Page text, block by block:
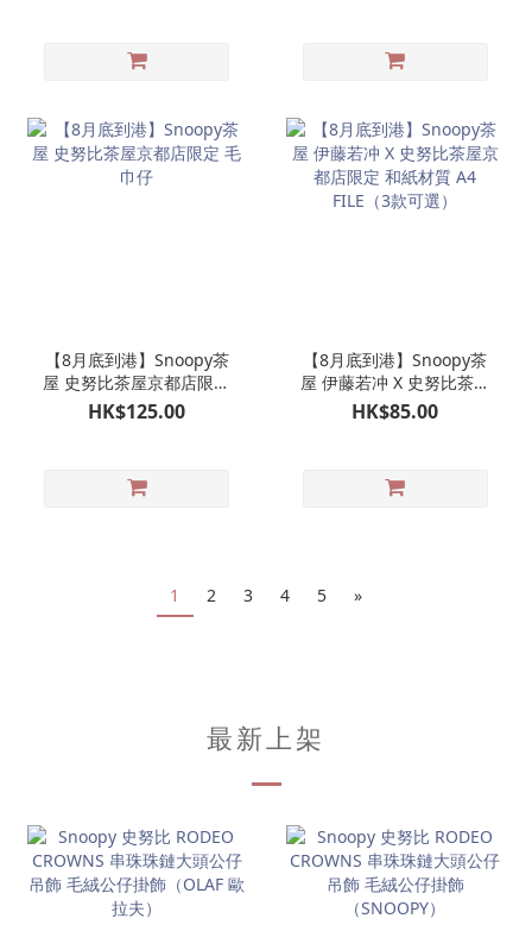
【8月底到港】Snoopy茶
屋 史努比茶屋京都店限定
毛巾仔
HK$125.00
【8月底到港】Snoopy茶
屋 伊藤若冲 X 史努比茶屋
京都店限定 和紙材質 A4
HK$85.00
1 2 3 4 5 »
最新上架